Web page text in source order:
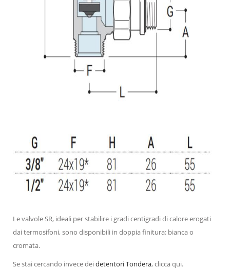
Le valvole SR, ideali per stabilire i gradi centigradi di calore erogati
dai termosifoni, sono disponibili in doppia finitura: bianca o
cromata.
Se stai cercando invece deidetentori Tondera, clicca qui.